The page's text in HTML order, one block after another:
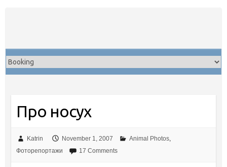
Про носух
Katrin November 1, 2007 Animal Photos,
Фоторепортажи
17 Comments